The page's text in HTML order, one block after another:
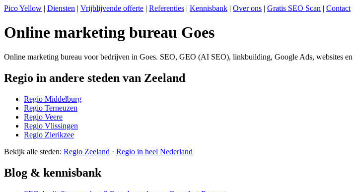
Pico Yellow | Diensten | Vrijblijvende offerte | Referenties | Kennisbank | Over ons | Gratis SEO Scan | Contact
Online marketing bureau Goes
Online marketing bureau voor bedrijven in Goes. SEO, GEO (AI SEO), linkbuilding, Google Ads, websites en
Regio in andere steden van Zeeland
Regio Middelburg
Regio Terneuzen
Regio Veere
Regio Vlissingen
Regio Zierikzee
Bekijk alle steden: Regio Zeeland · Regio in heel Nederland
Blog & kennisbank